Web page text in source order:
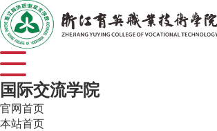
国际交流学院
官网首页
本站首页